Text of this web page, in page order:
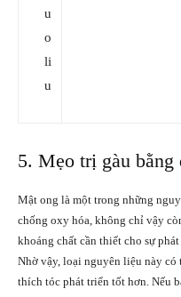
u
o
li
u
5. Mẹo trị gàu bằng
Mật ong là một trong những
chống oxy hóa, không chỉ vậy
khoáng chất cần thiết cho sự
Nhờ vậy, loại nguyên liệu này có
thích tóc phát triển tốt hơn. Nếu